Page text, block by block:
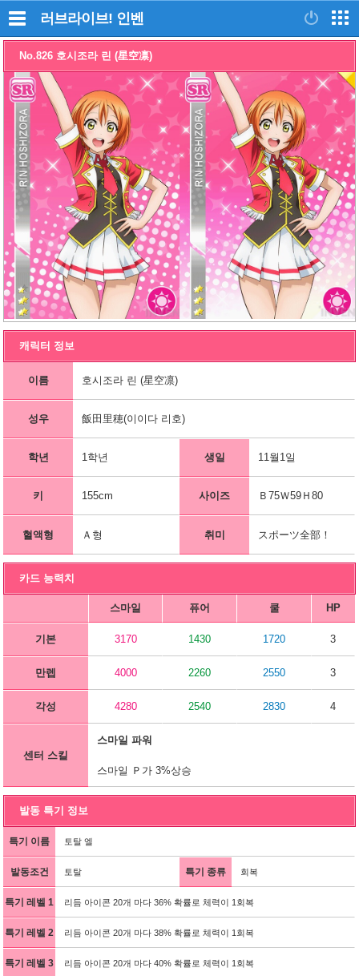
러브라이브! 인벤
No.826 호시조라 린 (星空凛)
캐릭터 정보
이름 호시조라 린 (星空凛)
성우 飯田里穂(이이다 리호)
학년 1학년 생일 11월1일
키 155cm 사이즈 Ｂ75Ｗ59Ｈ80
혈액형 Ａ형 취미 スポーツ全部！
카드 능력치
스마일 퓨어 쿨 HP
기본 3170 1430 1720 3
만렙 4000 2260 2550 3
각성 4280 2540 2830 4
센터 스킬
스마일 파워
스마일 Ｐ가 3%상승
발동 특기 정보
특기 이름 토탈 엘
발동조건 토탈 특기 종류 회복
특기 레벨 1 리듬 아이콘 20개 마다 36% 확률로 체력이 1회복
특기 레벨 2 리듬 아이콘 20개 마다 38% 확률로 체력이 1회복
특기 레벨 3 리듬 아이콘 20개 마다 40% 확률로 체력이 1회복